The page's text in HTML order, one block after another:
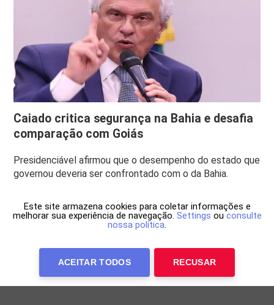
Caiado critica segurança na Bahia e desafia
comparação com Goiás
Presidenciável afirmou que o desempenho do estado que
governou deveria ser confrontado com o da Bahia.
Este site armazena cookies para coletar informações e
melhorar sua experiência de navegação. Settings ou consulte
nossa política.
ACEITAR TODOS RECUSAR